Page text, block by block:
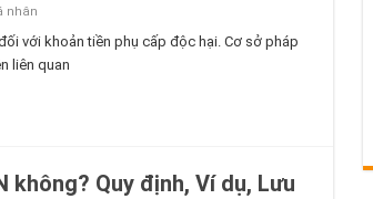
nhân
với khoản tiền phụ cấp độc hại. Cơ sở pháp
liên quan
Quy định, Ví dụ, Lưu